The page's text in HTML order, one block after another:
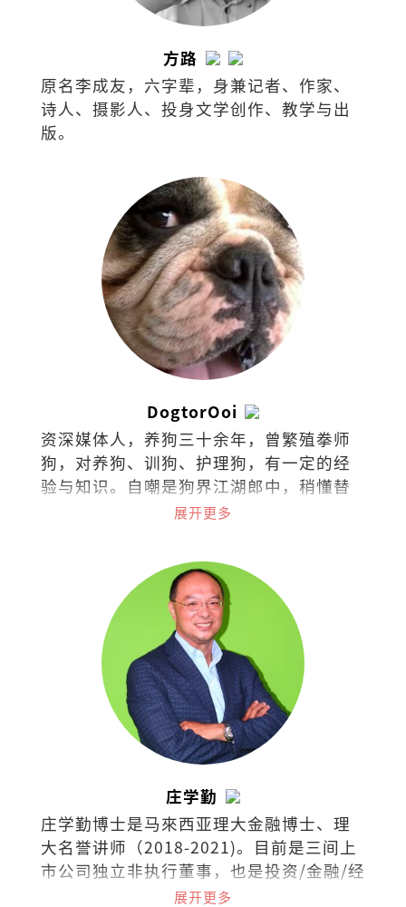
方路
原名李成友，六字辈，身兼记者、作家、
诗人、摄影人、投身文学创作、教学与出
版。
DogtorOoi
资深媒体人，养狗三十余年，曾繁殖拳师
狗，对养狗、训狗、护理狗，有一定的经
验与知识。自嘲是狗界江湖郎中，稍懂替
狗探脉与接生，小病可给参考意见，大病
展开更多
庄学勤
庄学勤博士是马來西亚理大金融博士、理
大名誉讲师（2018-2021)。目前是三间上
市公司独立非执行董事，也是投资/金融/经
济领域的培训讲师。展开更多